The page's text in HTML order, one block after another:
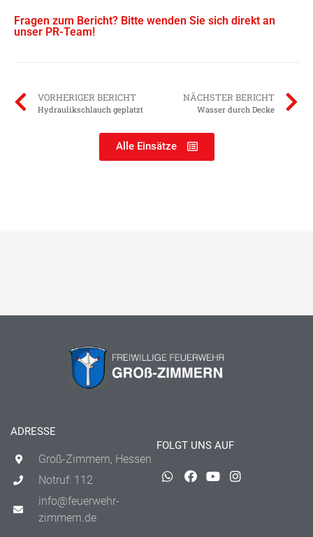
Fragen zum Bericht? Bitte wenden Sie sich direkt an
unser PR-Team!
VORHERIGER BERICHT
Hydraulikschlauch geplatzt
NÄCHSTER BERICHT
Wasser durch Decke
Alle Einsätze
ADRESSE
Groß-Zimmern, Hessen
Notruf: 112
info@feuerwehr-
zimmern.de
FOLGT UNS AUF